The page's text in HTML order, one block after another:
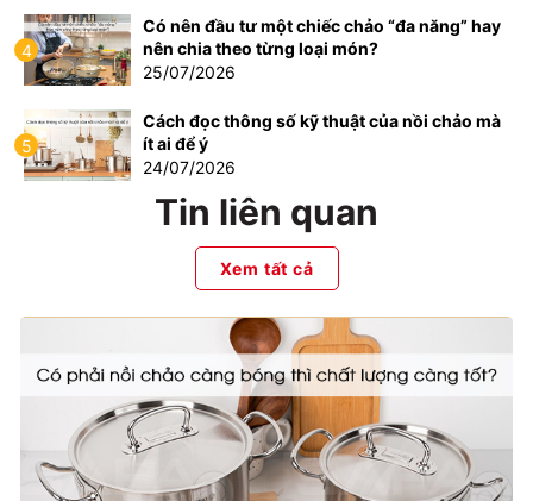
4
Có nên đầu tư một chiếc chảo “đa năng” hay
nên chia theo từng loại món?
25/07/2026
5
Cách đọc thông số kỹ thuật của nồi chảo mà
ít ai để ý
24/07/2026
Tin liên quan
Xem tất cả